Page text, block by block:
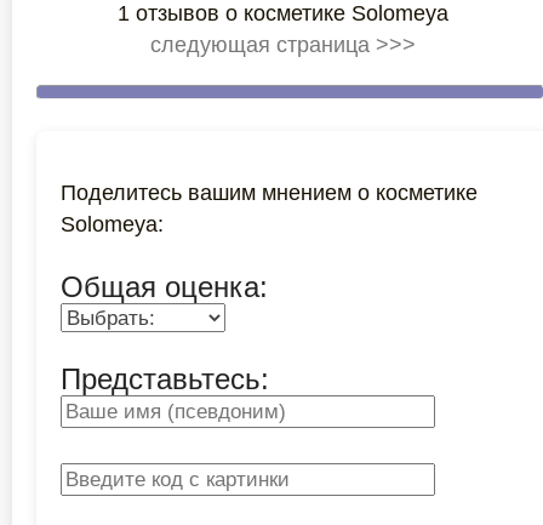
1 отзывов о косметике Solomeya
следующая страница >>>
Поделитесь вашим мнением о косметике
Solomeya:
Общая оценка:
Представьтесь: